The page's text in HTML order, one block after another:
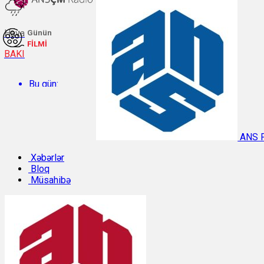
Hava
BAKI
Bu gün:
Temperatur: 32.3°C. Rütubət: 38%.
Sabah:
Günün
FİLMİ
ANS
Xəbərlər
Bloq
Müsahibə